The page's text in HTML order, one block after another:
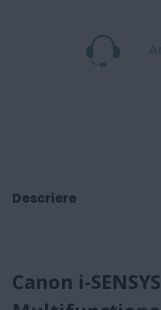
Descriere
Canon i-